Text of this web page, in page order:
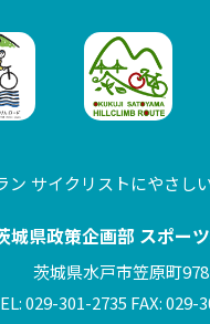
ン サイクリストにやさし
城県政策企画部 スポー
茨城県水戸市笠原町
029-301-2735 FAX: 029-